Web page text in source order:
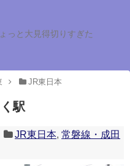
っと大見得切りすぎた
JR東日本
駅
JR東日本,常磐線・成田